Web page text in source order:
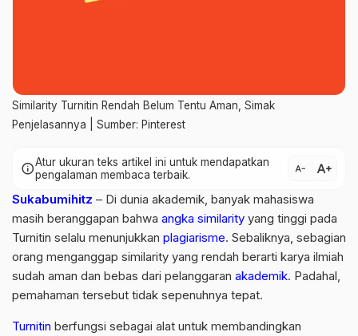
Similarity Turnitin Rendah Belum Tentu Aman, Simak
Penjelasannya | Sumber: Pinterest
infoAtur ukuran teks artikel ini untuk mendapatkan
pengalaman membaca terbaik.
text_decrease text_increase
Sukabumihitz – Di dunia akademik, banyak mahasiswa
masih beranggapan bahwa angka similarity yang tinggi pada
Turnitin selalu menunjukkan plagiarisme. Sebaliknya, sebagian
orang menganggap similarity yang rendah berarti karya ilmiah
sudah aman dan bebas dari pelanggaran akademik. Padahal,
pemahaman tersebut tidak sepenuhnya tepat.
Turnitin berfungsi sebagai alat untuk membandingkan